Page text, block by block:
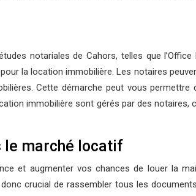
notariales de Cahors, telles que l’Office
la location immobilière. Les notaires
Cette démarche peut vous permettre
immobilière sont gérés par des notaires,
le marché locatif
et augmenter vos chances de louer la
crucial de rassembler tous les